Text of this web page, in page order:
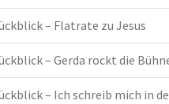
– Flatrate zu Jesus
– Gerda rockt die
– Ich schreib mich in